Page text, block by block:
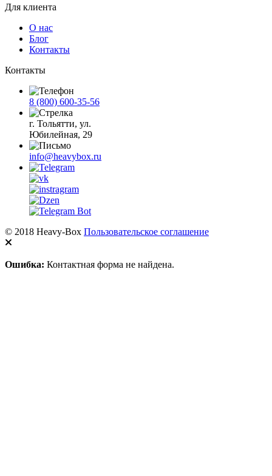
Для клиента
О нас
Блог
Контакты
Контакты
8 (800) 600-35-56
г. Тольятти, ул.
Юбилейная, 29
info@heavybox.ru
© 2018 Heavy-Box Пользовательское соглашение
Ошибка: Контактная форма не найдена.